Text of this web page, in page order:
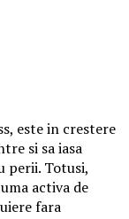
este in crestere
si sa iasa
perii. Totusi,
activa de
fara